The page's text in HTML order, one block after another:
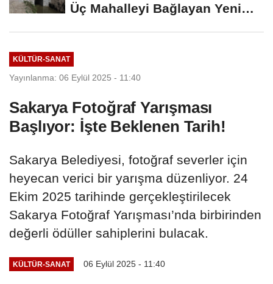
Üç Mahalleyi Bağlayan Yeni
KÜLTÜR-SANAT
Yayınlanma: 06 Eylül 2025 - 11:40
Sakarya Fotoğraf Yarışması
Başlıyor: İşte Beklenen Tarih!
Sakarya Belediyesi, fotoğraf severler için
heyecan verici bir yarışma düzenliyor. 24
Ekim 2025 tarihinde gerçekleştirilecek
Sakarya Fotoğraf Yarışması’nda birbirinden
değerli ödüller sahiplerini bulacak.
KÜLTÜR-SANAT 06 Eylül 2025 - 11:40